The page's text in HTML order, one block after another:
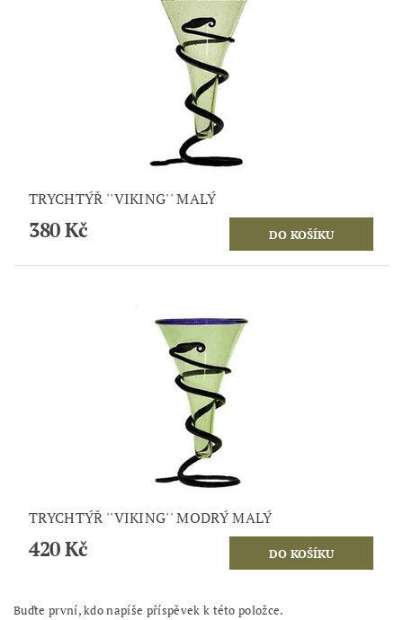
TRYCHTÝŘ ''VIKING'' MALÝ
380 Kč
TRYCHTÝŘ ''VIKING'' MODRÝ MALÝ
420 Kč
Buďte první, kdo napíše příspěvek k této položce.